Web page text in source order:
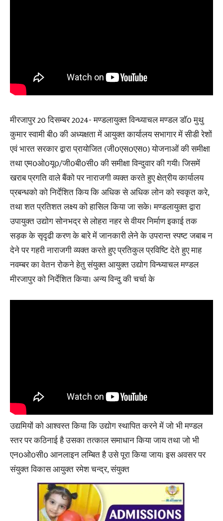
मीरजापुर 20 दिसम्बर 2024- मण्डलायुक्त विन्ध्याचल मण्डल डाॅ0 मुथु
कुमार स्वामी बी0 की अध्यक्षता में आयुक्त कार्यालय सभागार में सीडी रेशों
एवं भारत सरकार द्वारा प्रायोजित (जी0एस0एस0) योजनाओं की समीक्षा
तथा एम0ओ0यू0/जी0बी0सी0 की समीक्षा विन्दुवार की गयी। जिसमें
खराब प्रगति वाले बैंको पर नाराजगी व्यक्त करते हुए क्षेत्रीय कार्यालय
प्रबन्धको को निर्देशित किय कि अधिक से अधिक लोन को स्वकृत करे,
तथा शत प्रतिशत लक्ष्य को हासिल किया जा सके। मण्डलायुक्त द्वारा
उपायुक्त उद्योग सोनभद्र से लोहरा नहर से वीयर निर्माण इकाई तक
सड़क के सृदृढी करण के बारे में जानकारी लेने के उपरान्त स्पष्ट जबाब न
देने पर गहरी नाराजगी व्यक्त करते हुए प्रतिकुल प्रविष्टि देते हुए माह
नवम्बर का वेतन रोकने हेतु संयुक्त आयुक्त उद्योग विन्ध्याचल मण्डल
मीरजापुर को निर्देशित किया। अन्य विन्दु की चर्चा के
उद्यमियों को आश्वस्त किया कि उद्योग स्थापित करने में जो भी मण्डल
स्तर पर कठिनाई है उसका तत्काल समाधान किया जाय तथा जो भी
एन0ओ0सी0 आनलाइन लम्बित है उसे पूरा किया जाय। इस अवसर पर
संयुक्त विकास आयुक्त रमेश चन्द्र, संयुक्त